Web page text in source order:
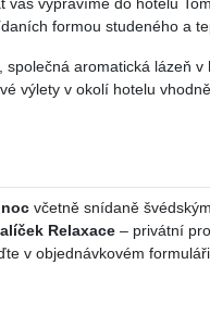
vás vypravíme do hotelu
formou studeného a
aromatická lázeň
výlety v okolí hotelu
včetně snídaně
Relaxace – privátní
v objednávkovém